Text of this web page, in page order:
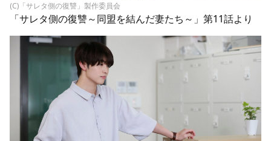
(C)「サレタ側の復讐」製作委員会
「サレタ側の復讐～同盟を結んだ妻たち～」第11話より